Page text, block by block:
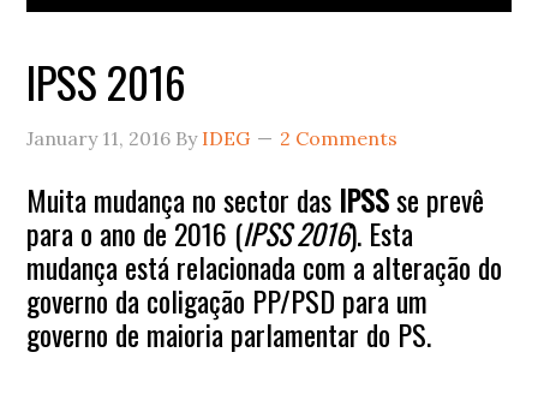
IPSS 2016
January 11, 2016 By IDEG 2 Comments
Muita mudança no sector das IPSSse prevê
para o ano de 2016 (IPSS 2016). Esta
mudança está relacionada com a alteração do
governo da coligação PP/PSD para um
governo de maioria parlamentar do PS.